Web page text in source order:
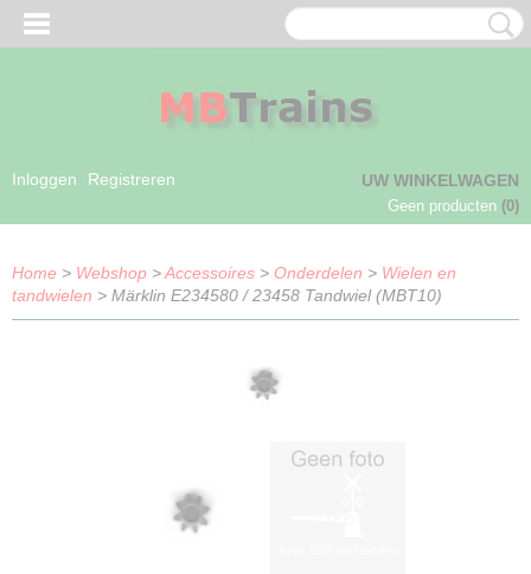
Inloggen Registreren UW WINKELWAGEN
Geen producten (0)
Home > Webshop >Accessoires > Onderdelen > Wielen en
tandwielen > Märklin E234580 / 23458 Tandwiel (MBT10)